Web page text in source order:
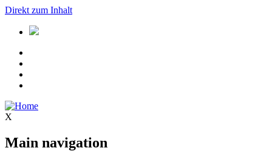
Direkt zum Inhalt
X
Main navigation